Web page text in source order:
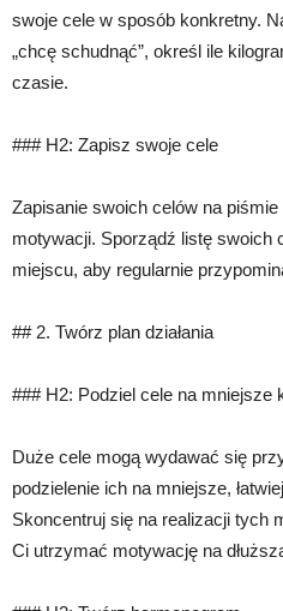
swoje cele w sposób konkretny.
„chcę schudnąć”, określ ile
czasie.
### H2: Zapisz swoje cele
Zapisanie swoich celów na
motywacji. Sporządź listę swoich
miejscu, aby regularnie
## 2. Twórz plan działania
### H2: Podziel cele na mniejsze
Duże cele mogą wydawać się
podzielenie ich na mniejsze,
Skoncentruj się na realizacji tych
Ci utrzymać motywację na